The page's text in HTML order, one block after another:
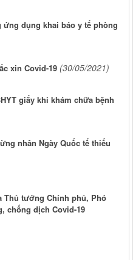
dụng khai báo y tế phòng
xin Covid-19 (30/05/2021)
giấy khi khám chữa bệnh
nhân Ngày Quốc tế thiếu
Thủ tướng Chính phủ, Phó
chống dịch Covid-19